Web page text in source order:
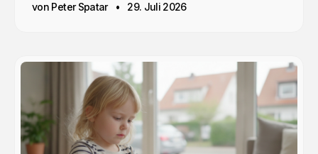
von Peter Spatar 29. Juli 2026